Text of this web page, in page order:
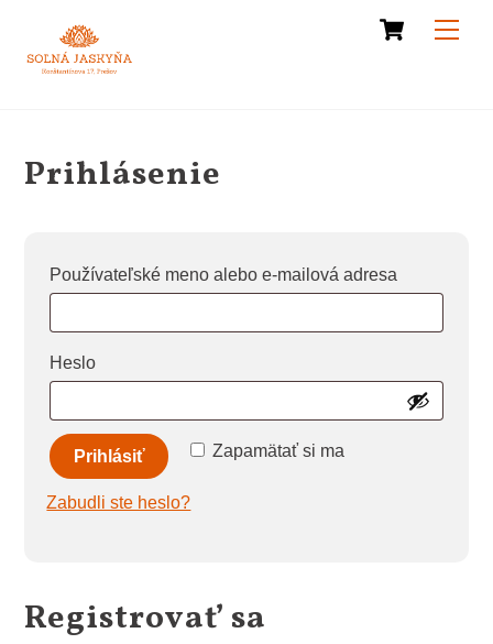
content
Cart
Prihlásenie
Používateľské meno alebo e-mailová adresa
Heslo
Zapamätať si ma
Prihlásiť
Zabudli ste heslo?
Registrovať sa